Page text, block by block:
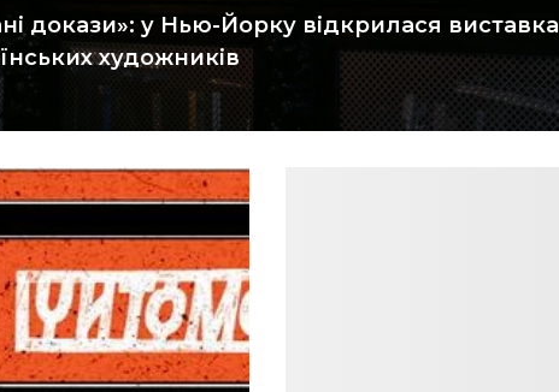
докази»: у Нью-Йорку відкрилася виставка
художників